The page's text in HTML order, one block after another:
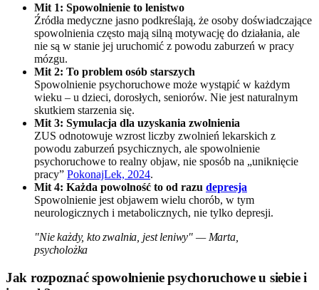
Mit 1: Spowolnienie to lenistwo
Źródła medyczne jasno podkreślają, że osoby doświadczające
spowolnienia często mają silną motywację do działania, ale
nie są w stanie jej uruchomić z powodu zaburzeń w pracy
mózgu.
Mit 2: To problem osób starszych
Spowolnienie psychoruchowe może wystąpić w każdym
wieku – u dzieci, dorosłych, seniorów. Nie jest naturalnym
skutkiem starzenia się.
Mit 3: Symulacja dla uzyskania zwolnienia
ZUS odnotowuje wzrost liczby zwolnień lekarskich z
powodu zaburzeń psychicznych, ale spowolnienie
psychoruchowe to realny objaw, nie sposób na „uniknięcie
pracy” PokonajLek, 2024.
Mit 4: Każda powolność to od razu depresja
Spowolnienie jest objawem wielu chorób, w tym
neurologicznych i metabolicznych, nie tylko depresji.
"Nie każdy, kto zwalnia, jest leniwy" — Marta,
psycholożka
Jak rozpoznać spowolnienie psychoruchowe u siebie i